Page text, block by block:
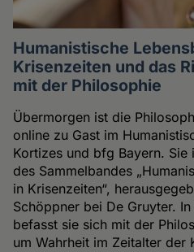
Humanistische
Krisenzeiten und das
mit der Philosophie
Übermorgen ist die
online zu Gast im
Kortizes und bfg Bayern. Sie
des Sammelbandes
in Krisenzeiten“,
Schöppner bei De Gruyter.
befasst sie sich mit der
um Wahrheit im Zeitalter der